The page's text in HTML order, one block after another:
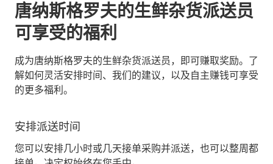
唐纳斯格罗夫的生鲜杂货派送员
可享受的福利
成为唐纳斯格罗夫的生鲜杂货派送员，即可赚取奖励。了
解如何灵活安排时间、我们的建议，以及自主赚钱可享受
的更多福利。
安排派送时间
您可以安排几小时或几天接单采购并派送，也可以整周都